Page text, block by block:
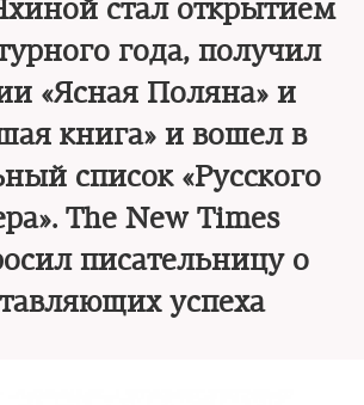
стал открытием
года, получил
«Ясная Поляна» и
книга» и вошел в
список «Русского
The New Times
писательницу о
успеха